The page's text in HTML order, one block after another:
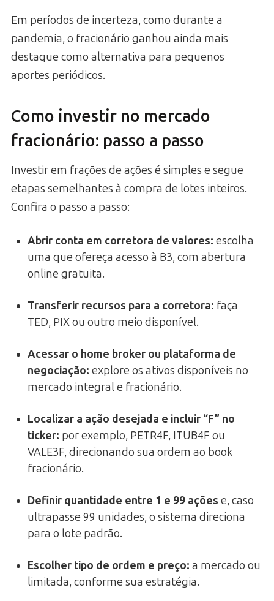
Em períodos de incerteza, como durante a
pandemia, o fracionário ganhou ainda mais
destaque como alternativa para pequenos
aportes periódicos.
Como investir no mercado
fracionário: passo a passo
Investir em frações de ações é simples e segue
etapas semelhantes à compra de lotes inteiros.
Confira o passo a passo:
Abrir conta em corretora de valores: escolha
uma que ofereça acesso à B3, com abertura
online gratuita.
Transferir recursos para a corretora: faça
TED, PIX ou outro meio disponível.
Acessar o home broker ou plataforma de
negociação: explore os ativos disponíveis no
mercado integral e fracionário.
Localizar a ação desejada e incluir “F” no
ticker: por exemplo, PETR4F, ITUB4F ou
VALE3F, direcionando sua ordem ao book
fracionário.
Definir quantidade entre 1 e 99 ações e, caso
ultrapasse 99 unidades, o sistema direciona
para o lote padrão.
Escolher tipo de ordem e preço: a mercado ou
limitada, conforme sua estratégia.